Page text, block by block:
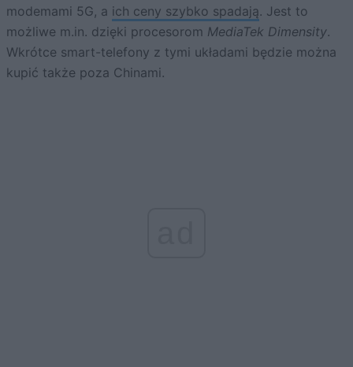
modemami 5G, a ich ceny szybko spadają. Jest to
możliwe m.in. dzięki procesorom MediaTek Dimensity.
Wkrótce smart-telefony z tymi układami będzie można
kupić także poza Chinami.